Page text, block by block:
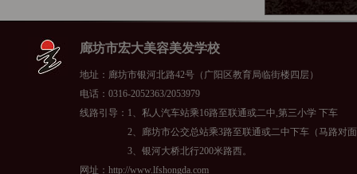
廊坊市宏大美容美发学校
地址：廊坊市银河北路42号（广阳区教育局临街楼四层）
电话：0316-2052363/2053979
线路引导：1、私人汽车站乘16路至联通或二中,第三小学 下车
2、廊坊市公交总站乘3路至联通或二中下车（马路对面
3、银河大桥北行200米路西。
网址：http://www.lfshongda.com